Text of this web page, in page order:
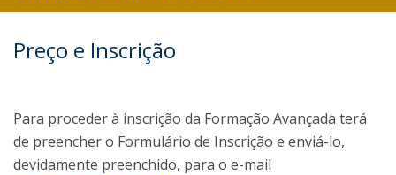
Preço e Inscrição
Para proceder à inscrição da Formação Avançada terá
de preencher o Formulário de Inscrição e enviá-lo,
devidamente preenchido, para o e-mail